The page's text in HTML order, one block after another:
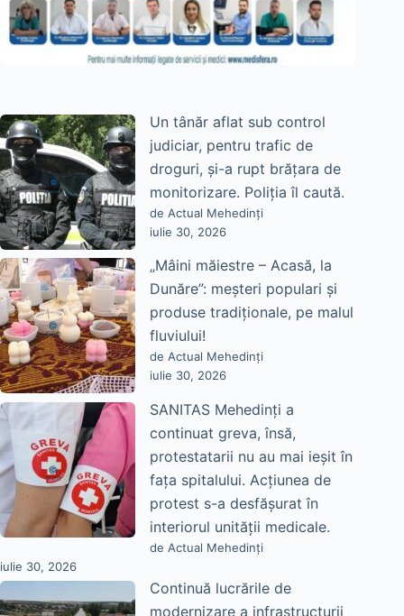
Un tânăr aflat sub control
judiciar, pentru trafic de
droguri, și-a rupt brățara de
monitorizare. Poliția îl caută.
de Actual Mehedinți
iulie 30, 2026
„Mâini măiestre – Acasă, la
Dunăre”: meșteri populari și
produse tradiționale, pe malul
fluviului!
de Actual Mehedinți
iulie 30, 2026
SANITAS Mehedinți a
continuat greva, însă,
protestatarii nu au mai ieșit în
fața spitalului. Acțiunea de
protest s-a desfășurat în
interiorul unității medicale.
de Actual Mehedinți
iulie 30, 2026
Continuă lucrările de
modernizare a infrastructurii